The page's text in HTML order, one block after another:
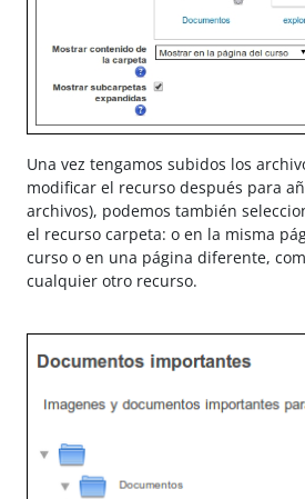
Una vez tengamos subidos los
modificar el recurso después para
archivos), podemos también
el recurso carpeta: o en la misma
curso o en una página diferente,
cualquier otro recurso.